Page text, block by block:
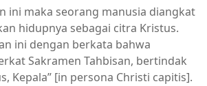
ini maka seorang manusia diangkat
hidupnya sebagai citra Kristus.
ini dengan berkata bahwa
Sakramen Tahbisan, bertindak
Kepala” [in persona Christi capitis].